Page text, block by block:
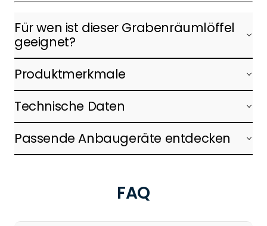
Für wen ist dieser Grabenräumlöffel
geeignet?
Produktmerkmale
Technische Daten
Passende Anbaugeräte entdecken
FAQ